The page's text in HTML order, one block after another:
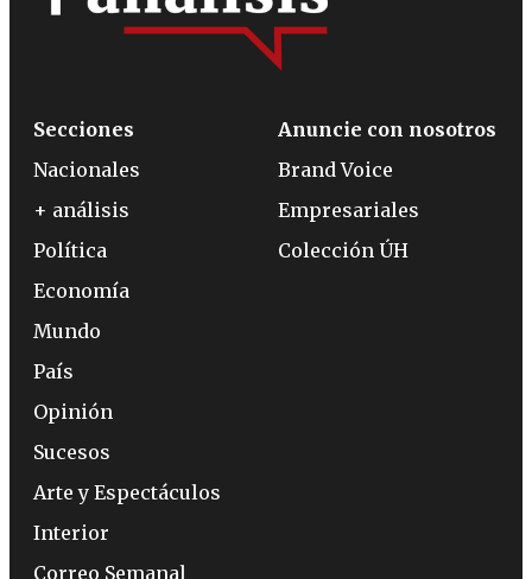
Secciones
Nacionales
+ análisis
Política
Economía
Mundo
País
Opinión
Sucesos
Arte y Espectáculos
Interior
Correo Semanal
Anuncie con nosotros
Brand Voice
Empresariales
Colección ÚH